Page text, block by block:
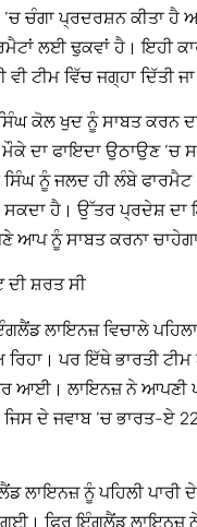
‘ਚ ਚੰਗਾ ਪ੍ਰਦਰਸ਼ਨ ਕੀਤਾ ਹੈ
ਲਈ ਢੁਕਵਾਂ ਹੈ। ਇਹੀ
ਟੀਮ ਵਿੱਚ ਜਗ੍ਹਾ ਦਿੱਤੀ ਜਾ
ਕੋਲ ਖੁਦ ਨੂੰ ਸਾਬਤ ਕਰਨ
ਦਾ ਫਾਇਦਾ ਉਠਾਉਣ ‘ਚ
ਨੂੰ ਜਲਦ ਹੀ ਲੰਬੇ ਫਾਰਮੈਟ
ਸਕਦਾ ਹੈ। ਉੱਤਰ ਪ੍ਰਦੇਸ਼ ਦਾ
ਆਪ ਨੂੰ ਸਾਬਤ ਕਰਨਾ
ਸ਼ਰਤ ਸੀ
ਲਾਇਨਜ਼ ਵਿਚਾਲੇ
ਪਰ ਇੱਥੇ ਭਾਰਤੀ ਟੀਮ
ਆਈ। ਲਾਇਨਜ਼ ਨੇ ਆਪਣੀ
ਜਿਸ ਦੇ ਜਵਾਬ ‘ਚ ਭਾਰਤ-ਏ
ਲਾਇਨਜ਼ ਨੂੰ ਪਹਿਲੀ ਪਾਰੀ
ਫਿਰ ਇੰਗਲੈਂਡ ਲਾਇਨਜ਼